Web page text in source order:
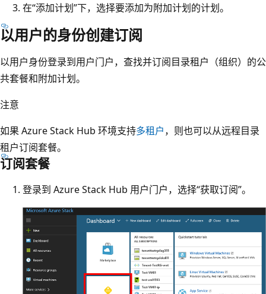
在“添加计划”下，选择要添加为附加计划的计划。
以用户的身份创建订阅
以用户身份登录到用户门户，查找并订阅目录租户（组织）的公
共套餐和附加计划。
注意
如果 Azure Stack Hub 环境支持多租户，则也可以从远程目录
租户订阅套餐。
订阅套餐
登录到 Azure Stack Hub 用户门户，选择“获取订阅”。